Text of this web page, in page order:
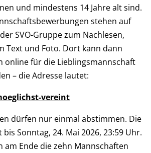
und mindestens 14 Jahre alt sind.
stehen auf
SVO-Gruppe zum Nachlesen,
Text und Foto. Dort kann dann
online für die Lieblingsmannschaft
– die Adresse lautet:
vereint
dürfen nur einmal abstimmen. Die
Sonntag, 24. Mai 2026, 23:59 Uhr.
am Ende die zehn Mannschaften